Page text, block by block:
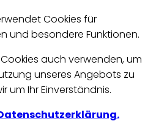
Cookies für
und besondere Funktionen.
auch verwenden, um
unseres Angebots zu
um Ihr Einverständnis.